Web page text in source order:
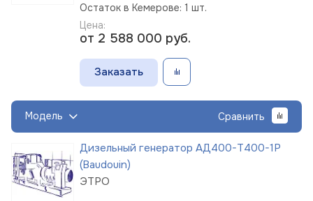
Остаток в Кемерове: 1 шт.
Цена:
от 2 588 000 руб.
Заказать
Модель Сравнить
Дизельный генератор АД400-Т400-1Р
(Baudouin)
ЭТРО